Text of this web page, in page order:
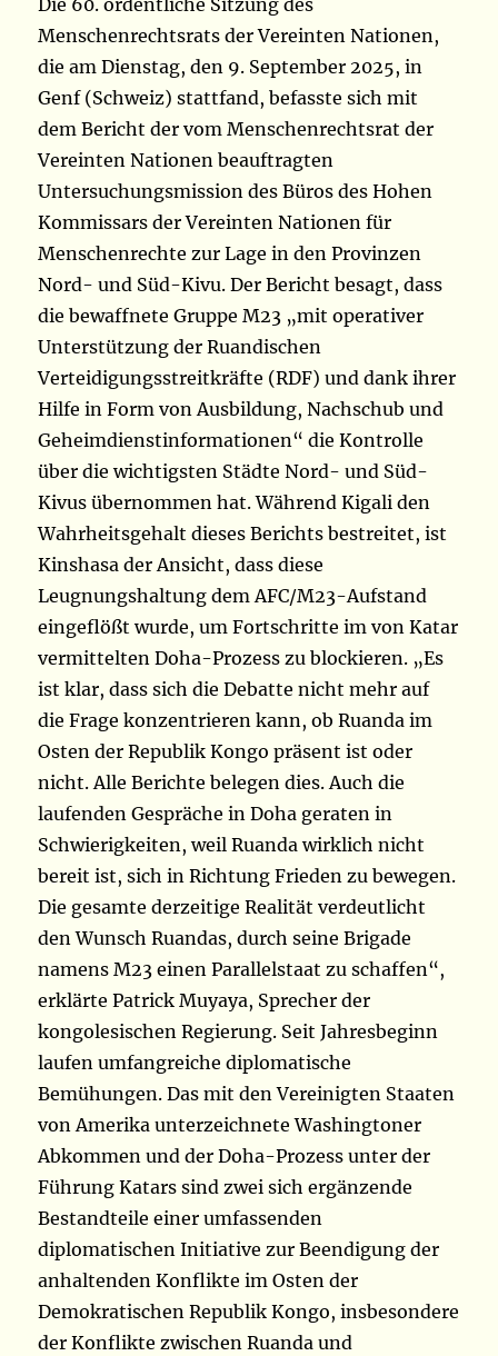
Die 60. ordentliche Sitzung des
Menschenrechtsrats der Vereinten Nationen,
die am Dienstag, den 9. September 2025, in
Genf (Schweiz) stattfand, befasste sich mit
dem Bericht der vom Menschenrechtsrat der
Vereinten Nationen beauftragten
Untersuchungsmission des Büros des Hohen
Kommissars der Vereinten Nationen für
Menschenrechte zur Lage in den Provinzen
Nord- und Süd-Kivu. Der Bericht besagt, dass
die bewaffnete Gruppe M23 „mit operativer
Unterstützung der Ruandischen
Verteidigungsstreitkräfte (RDF) und dank ihrer
Hilfe in Form von Ausbildung, Nachschub und
Geheimdienstinformationen“ die Kontrolle
über die wichtigsten Städte Nord- und Süd-
Kivus übernommen hat. Während Kigali den
Wahrheitsgehalt dieses Berichts bestreitet, ist
Kinshasa der Ansicht, dass diese
Leugnungshaltung dem AFC/M23-Aufstand
eingeflößt wurde, um Fortschritte im von Katar
vermittelten Doha-Prozess zu blockieren. „Es
ist klar, dass sich die Debatte nicht mehr auf
die Frage konzentrieren kann, ob Ruanda im
Osten der Republik Kongo präsent ist oder
nicht. Alle Berichte belegen dies. Auch die
laufenden Gespräche in Doha geraten in
Schwierigkeiten, weil Ruanda wirklich nicht
bereit ist, sich in Richtung Frieden zu bewegen.
Die gesamte derzeitige Realität verdeutlicht
den Wunsch Ruandas, durch seine Brigade
namens M23 einen Parallelstaat zu schaffen“,
erklärte Patrick Muyaya, Sprecher der
kongolesischen Regierung. Seit Jahresbeginn
laufen umfangreiche diplomatische
Bemühungen. Das mit den Vereinigten Staaten
von Amerika unterzeichnete Washingtoner
Abkommen und der Doha-Prozess unter der
Führung Katars sind zwei sich ergänzende
Bestandteile einer umfassenden
diplomatischen Initiative zur Beendigung der
anhaltenden Konflikte im Osten der
Demokratischen Republik Kongo, insbesondere
der Konflikte zwischen Ruanda und